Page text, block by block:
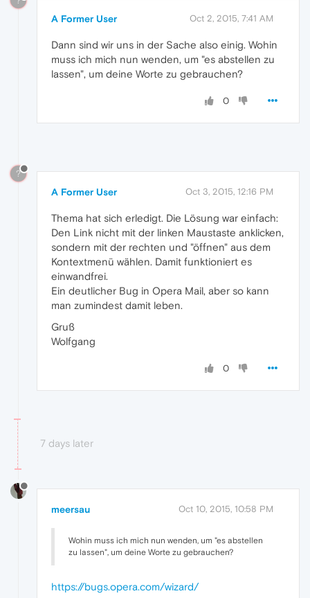
A Former User Oct 2, 2015, 7:41 AM
Dann sind wir uns in der Sache also einig. Wohin
muss ich mich nun wenden, um "es abstellen zu
lassen", um deine Worte zu gebrauchen?
0
?
A Former User Oct 3, 2015, 12:16 PM
Thema hat sich erledigt. Die Lösung war einfach:
Den Link nicht mit der linken Maustaste anklicken,
sondern mit der rechten und "öffnen" aus dem
Kontextmenü wählen. Damit funktioniert es
einwandfrei.
Ein deutlicher Bug in Opera Mail, aber so kann
man zumindest damit leben.
Gruß
Wolfgang
0
7 days later
meersau Oct 10, 2015, 10:58 PM
Wohin muss ich mich nun wenden, um "es abstellen
zu lassen", um deine Worte zu gebrauchen?
https://bugs.opera.com/wizard/